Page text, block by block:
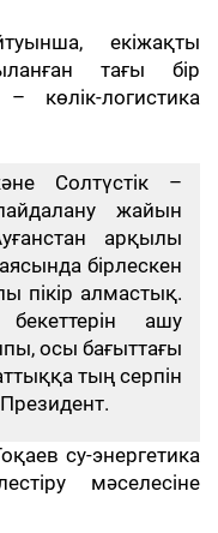
екіжақты
тағы бір
көлік-логистика
Солтүстік –
жайын
арқылы
бірлескен
пікір алмастық.
ашу
осы бағыттағы
тың серпін
су-энергетика
мәселесіне